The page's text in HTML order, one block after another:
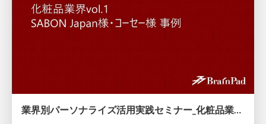
業界別パーソナライズ活用実践セミナー_化粧品業界vol.1_SABON_Japan様_コーセー様_事例.pdf